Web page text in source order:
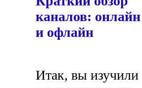
каналов: онлайн
и офлайн
Итак, вы изучили